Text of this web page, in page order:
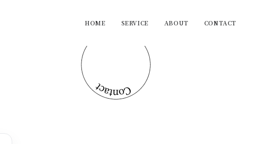
HOME SERVICE ABOUT CONTACT